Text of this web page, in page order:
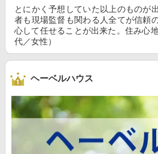
とにかく予想していた以上のものが
者も現場監督も関わる人全てが信頼
心して任せることが出来た。住み心
代／女性）
ヘーベルハウス